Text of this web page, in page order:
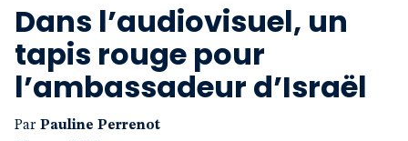
Notre revue
Boutique
Dans l’audiovisuel, un
tapis rouge pour
l’ambassadeur d’Israël
Par Pauline Perrenot